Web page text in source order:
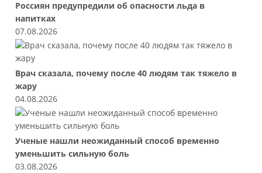
Россиян предупредили об опасности льда в
напитках
07.08.2026
Врач сказала, почему после 40 людям так тяжело в
жару
04.08.2026
Ученые нашли неожиданный способ временно
уменьшить сильную боль
03.08.2026